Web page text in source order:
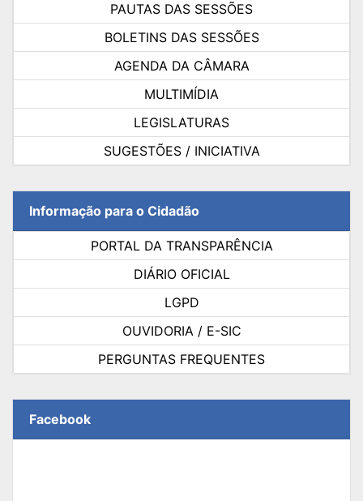
PAUTAS DAS SESSÕES
BOLETINS DAS SESSÕES
AGENDA DA CÂMARA
MULTIMÍDIA
LEGISLATURAS
SUGESTÕES / INICIATIVA
Informação para o Cidadão
PORTAL DA TRANSPARÊNCIA
DIÁRIO OFICIAL
LGPD
OUVIDORIA / E-SIC
PERGUNTAS FREQUENTES
Facebook